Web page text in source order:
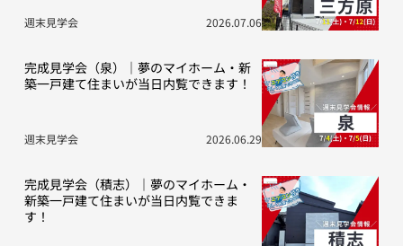
週末見学会 2026.07.06
完成見学会（泉）｜夢のマイホーム・新
築一戸建て住まいが当日内覧できます！
週末見学会 2026.06.29
完成見学会（積志）｜夢のマイホーム・
新築一戸建て住まいが当日内覧できま
す！